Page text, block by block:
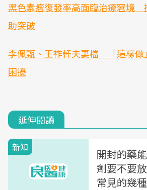
黑色素瘤復發率高面臨治療窘境
助突破
李佩甄、王祚軒夫妻檔 「這樣做
困擾
延伸閱讀
新知
開封的藥
劑要不要
常見的幾